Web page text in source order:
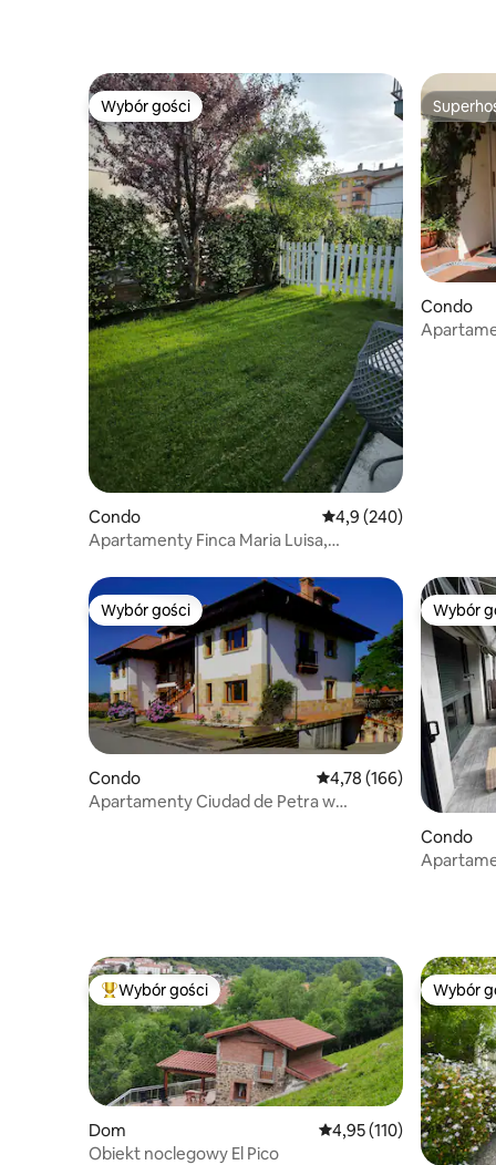
Wybór gości
Wybór gości
Condo Średnia ocena: 4,9 na
4,9 (240)
Apartamenty Finca Maria Luisa,
Condo
Wybór gości
Wybór gości
Condo Średnia ocena: 4,78 na
4,78 (166)
Apartamenty Ciudad de Petra w
Wybór
Wybór
Condo
Najpopularniejsze z kategorii Wybór gości
Wybór gości
Dom Średnia ocena: 4,95 na
4,95 (110)
Obiekt noclegowy El Pico
Wybór
Wybór